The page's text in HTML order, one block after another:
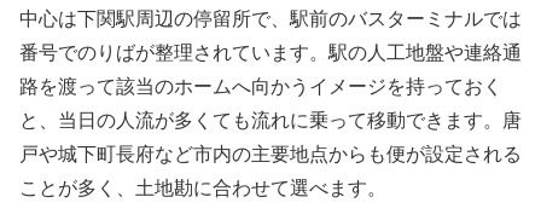
中心は下関駅周辺の停留所で、駅前のバスターミナルでは
番号でのりばが整理されています。駅の人工地盤や連絡通
路を渡って該当のホームへ向かうイメージを持っておく
と、当日の人流が多くても流れに乗って移動できます。唐
戸や城下町長府など市内の主要地点からも便が設定される
ことが多く、土地勘に合わせて選べます。